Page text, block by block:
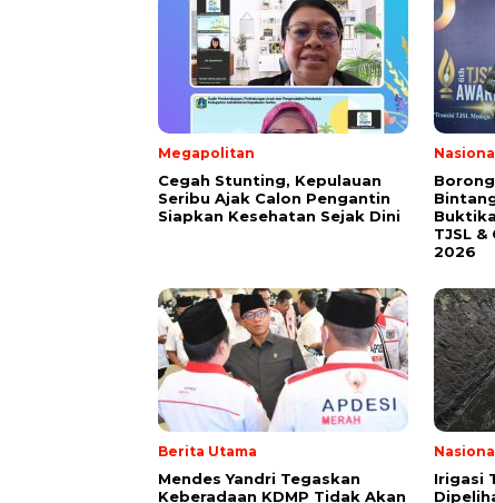
Megapolitan
Cegah Stunting, Kepulauan
Seribu Ajak Calon Pengantin
Siapkan Kesehatan Sejak Dini
Nasional
TJSL &
2026
Berita Utama
Mendes Yandri Tegaskan
Keberadaan KDMP Tidak Akan
Nasional
Irigasi